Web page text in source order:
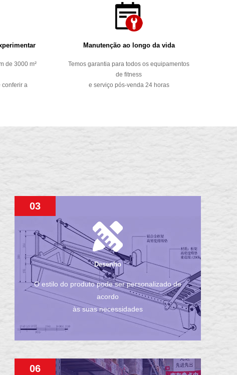
de 3000 m²
conferir a
Manutenção ao longo da vida
Temos garantia para todos os equipamentos
de fitness
e serviço pós-venda 24 horas
Desenho
O estilo do produto pode ser personalizado de
acordo
às suas necessidades
03
06